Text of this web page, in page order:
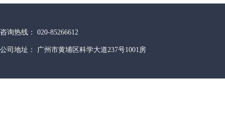
咨询热线： 020-85266612
公司地址： 广州市黄埔区科学大道237号1001房